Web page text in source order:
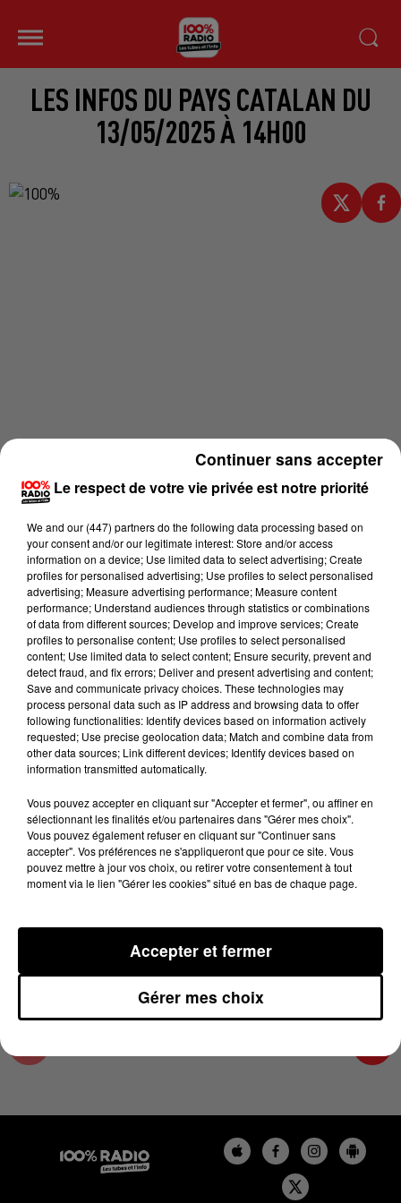
LES INFOS DU PAYS CATALAN DU
13/05/2025 À 14H00
Lecture (2 min 24 sec)
100%
100% Radio les infos du Pays Catalan
13 mai 2025 - 2 min 24 sec
LES INFOS DU PAYS CATALAN DU 13/05/2025
À 14H00
Podcasts infos du Pays Catalan
Le respect de votre vie privée est notre priorité
We and our (447) partnersdo the following data processing based on
your consent and/or our legitimate interest: Store and/or access
information on a device; Use limited data to select advertising; Create
profiles for personalised advertising; Use profiles to select personalised
advertising; Measure advertising performance; Measure content
performance; Understand audiences through statistics or combinations
of data from different sources; Develop and improve services; Create
profiles to personalise content; Use profiles to select personalised
content; Use limited data to select content; Ensure security, prevent and
detect fraud, and fix errors; Deliver and present advertising and content;
Save and communicate privacy choices. These technologies may
process personal data such as IP address and browsing data to offer
following functionalities: Identify devices based on information actively
requested; Use precise geolocation data; Match and combine data from
other data sources; Link different devices; Identify devices based on
information transmitted automatically.
Vous pouvez accepter en cliquant sur "Accepter et fermer", ou affiner en
sélectionnant les finalités et/ou partenaires dans "Gérer mes choix".
Vous pouvez également refuser en cliquant sur "Continuer sans
accepter". Vos préférences ne s'appliqueront que pour ce site. Vous
pouvez mettre à jour vos choix, ou retirer votre consentement à tout
moment via le lien "Gérer les cookies" situé en bas de chaque page.
Gérer mes choix
Accepter et fermer
Continuer sans accepter